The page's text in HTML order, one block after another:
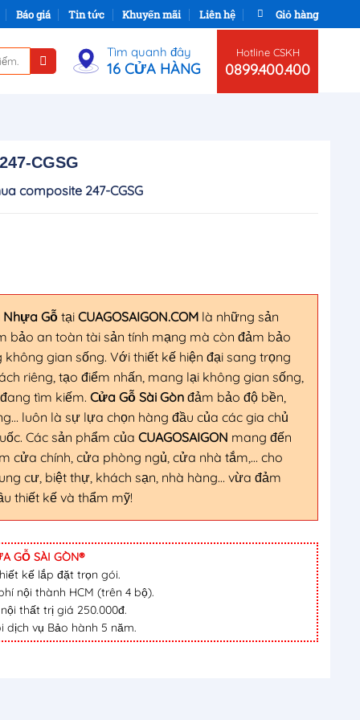
Báo giá Tin tức Khuyến mãi Liên hệ Giỏ hàng
Tìm quanh đây
16 CỬA HÀNG
Hotline CSKH
0899.400.400
CGSG
composite 247-CGSG
Nhựa Gỗ tại CUAGOSAIGON.COM là những sản
bảo an toàn tài sản tính mạng mà còn đảm bảo
gian sống. Với thiết kế hiện đại sang trọng
riêng, tạo điểm nhấn, mang lại không gian sống,
tìm kiếm. Cửa Gỗ Sài Gòn đảm bảo độ bền,
luôn là sự lựa chọn hàng đầu của các gia chủ
Các sản phẩm của CUAGOSAIGON mang đến
cửa chính, cửa phòng ngủ, cửa nhà tắm,… cho
cư, biệt thự, khách sạn, nhà hàng… vừa đảm
thiết kế và thẩm mỹ!
GỖ SÀI GÒN®
kế lắp đặt trọn gói.
nội thành HCM (trên 4 bộ).
thất trị giá 250.000đ.
dịch vụ Bảo hành 5 năm.